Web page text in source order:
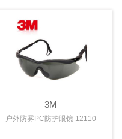
3M
户外防雾PC防护眼镜 12110